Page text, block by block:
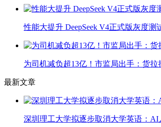
性能大提升 DeepSeek V4正式版灰度
为司机减负超13亿！市监局出手：货
最新文章
深圳理工大学拟逐步取消大学英语：